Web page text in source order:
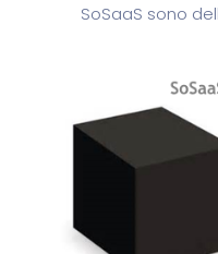
SoSaaS sono